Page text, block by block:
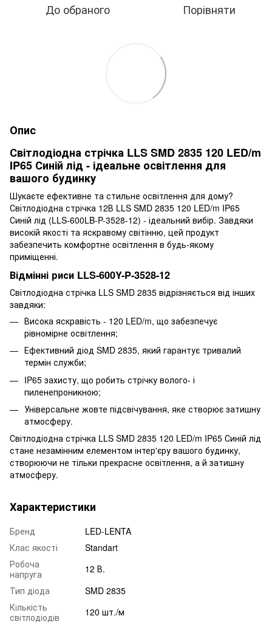
До обраного Порівняти
Опис
Світлодіодна стрічка LLS SMD 2835 120 LED/m
IP65 Синій лід - ідеальне освітлення для
вашого будинку
Шукаєте ефективне та стильне освітлення для дому?
Світлодіодна стрічка 12В LLS SMD 2835 120 LED/m IP65
Синій лід (LLS-600LB-P-3528-12) - ідеальний вибір. Завдяки
високій якості та яскравому світінню, цей продукт
забезпечить комфортне освітлення в будь-якому
приміщенні.
Відмінні риси LLS-600Y-P-3528-12
Світлодіодна стрічка LLS SMD 2835 відрізняється від інших
завдяки:
Висока яскравість - 120 LED/m, що забезпечує
рівномірне освітлення;
Ефективний діод SMD 2835, який гарантує тривалий
термін служби;
IP65 захисту, що робить стрічку волого- і
пиленепроникною;
Універсальне жовте підсвічування, яке створює затишну
атмосферу.
Світлодіодна стрічка LLS SMD 2835 120 LED/m IP65 Синій лід
стане незамінним елементом інтер'єру вашого будинку,
створюючи не тільки прекрасне освітлення, а й затишну
атмосферу.
Характеристики
Бренд
LED-LENTA
Клас якості
Standart
Робоча
напруга
12 В.
Тип діода
SMD 2835
Кількість
світлодіодів
120 шт./м